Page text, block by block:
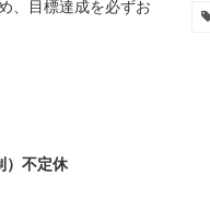
、目標達成を必ずお
）不定休